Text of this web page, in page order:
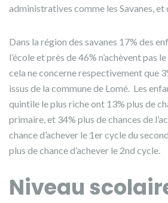
administratives comme les Savanes, et
Dans la région des savanes 17% des
l’école et près de 46% n’achèvent pas
cela ne concerne respectivement que
issus de la commune de Lomé. Les
quintile le plus riche ont 13% plus de
primaire, et 34% plus de chances de
chance d’achever le 1er cycle du
plus de chance d’achever le 2nd cycle.
Niveau